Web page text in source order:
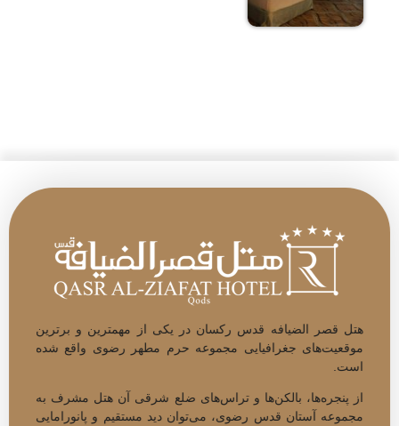
هتل قصر الضیافه قدس رکسان در یکی از مهم­ترین و برتر­ین
موقعیت‌های جغرافیایی مجموعه حرم مطهر رضوی واقع شده
است.
از پنجره‌­ها، بالکن‌ها و تراس‌های ضلع شرقی آن هتل مشرف به
مجموعه آستان قدس رضوی، می­‌توان دید مستقیم و پانورامایی